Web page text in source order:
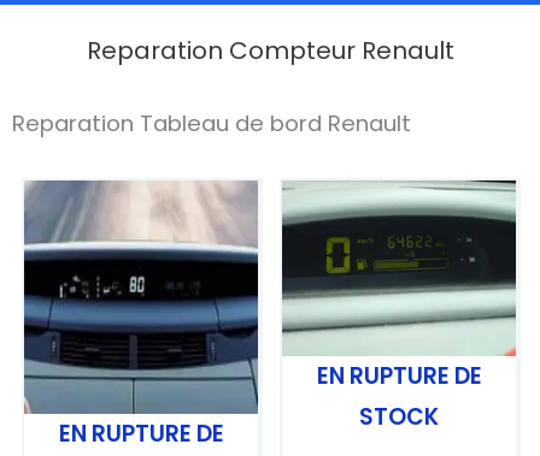
Reparation Compteur Renault
Reparation Tableau de bord Renault
EN RUPTURE DE
EN RUPTURE DE
STOCK